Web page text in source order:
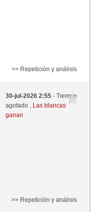
>> Repetición y análisis
30-jul-2026 2:55- Tiempo
agotado , Las blancas
ganan
>> Repetición y análisis